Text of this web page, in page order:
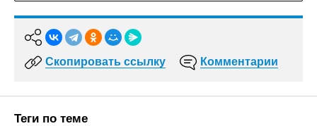
Скопировать ссылку Комментарии
Теги по теме